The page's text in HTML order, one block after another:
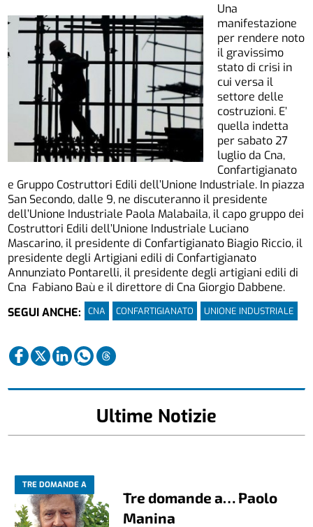
Una
manifestazione
per rendere noto
il gravissimo
stato di crisi in
cui versa il
settore delle
costruzioni. E’
quella indetta
per sabato 27
luglio da Cna,
Confartigianato
e Gruppo Costruttori Edili dell’Unione Industriale. In piazza
San Secondo, dalle 9, ne discuteranno il presidente
dell’Unione Industriale Paola Malabaila, il capo gruppo dei
Costruttori Edili dell’Unione Industriale Luciano
Mascarino, il presidente di Confartigianato Biagio Riccio, il
presidente degli Artigiani edili di Confartigianato
Annunziato Pontarelli, il presidente degli artigiani edili di
Cna Fabiano Baù e il direttore di Cna Giorgio Dabbene.
SEGUI ANCHE:
CNA CONFARTIGIANATO UNIONE INDUSTRIALE
Ultime Notizie
TRE DOMANDE A
Tre domande a… Paolo
Manina